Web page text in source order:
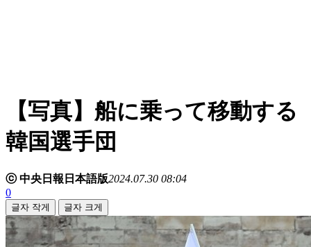
【写真】船に乗って移動する
韓国選手団
ⓒ 中央日報日本語版2024.07.30 08:04
0
글자 작게 글자 크게